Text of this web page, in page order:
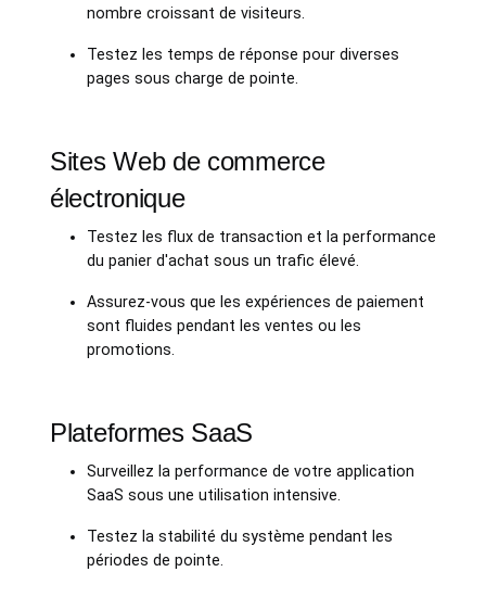
nombre croissant de visiteurs.
Testez les temps de réponse pour diverses
pages sous charge de pointe.
Sites Web de commerce
électronique
Testez les flux de transaction et la performance
du panier d'achat sous un trafic élevé.
Assurez-vous que les expériences de paiement
sont fluides pendant les ventes ou les
promotions.
Plateformes SaaS
Surveillez la performance de votre application
SaaS sous une utilisation intensive.
Testez la stabilité du système pendant les
périodes de pointe.